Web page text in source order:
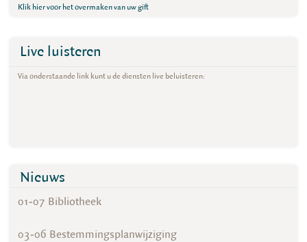
Klik hier voor het overmaken van uw gift
Live luisteren
Via onderstaande link kunt u de diensten live beluisteren:
Nieuws
01-07 Bibliotheek
03-06 Bestemmingsplanwijziging